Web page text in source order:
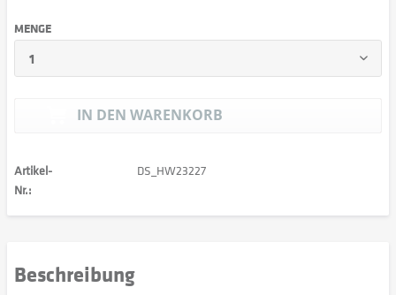
MENGE
IN DEN WARENKORB
Artikel-
Nr.:
DS_HW23227
Beschreibung